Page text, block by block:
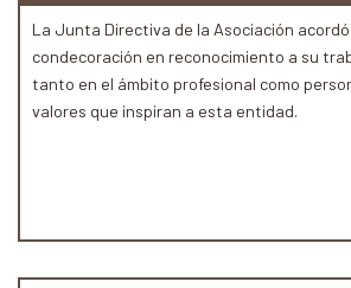
La Junta Directiva de la Asociación
condecoración en reconocimiento a su
tanto en el ámbito profesional como
valores que inspiran a esta entidad.